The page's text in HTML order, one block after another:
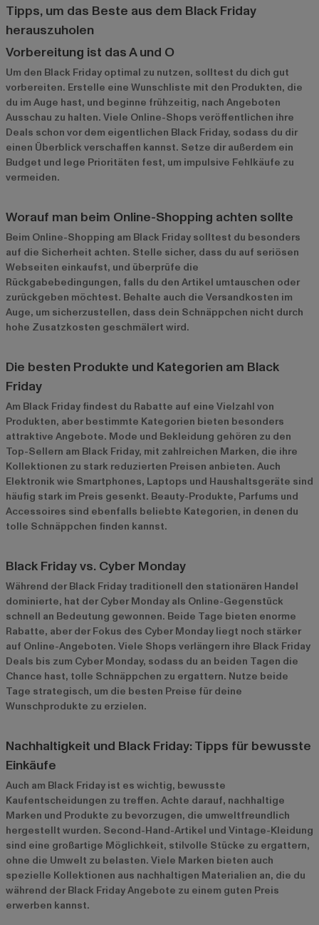
Tipps, um das Beste aus dem Black Friday
herauszuholen
Vorbereitung ist das A und O
Um den Black Friday optimal zu nutzen, solltest du dich gut
vorbereiten. Erstelle eine Wunschliste mit den Produkten, die
du im Auge hast, und beginne frühzeitig, nach Angeboten
Ausschau zu halten. Viele Online-Shops veröffentlichen ihre
Deals schon vor dem eigentlichen Black Friday, sodass du dir
einen Überblick verschaffen kannst. Setze dir außerdem ein
Budget und lege Prioritäten fest, um impulsive Fehlkäufe zu
vermeiden.
Worauf man beim Online-Shopping achten sollte
Beim Online-Shopping am Black Friday solltest du besonders
auf die Sicherheit achten. Stelle sicher, dass du auf seriösen
Webseiten einkaufst, und überprüfe die
Rückgabebedingungen, falls du den Artikel umtauschen oder
zurückgeben möchtest. Behalte auch die Versandkosten im
Auge, um sicherzustellen, dass dein Schnäppchen nicht durch
hohe Zusatzkosten geschmälert wird.
Die besten Produkte und Kategorien am Black
Friday
Am Black Friday findest du Rabatte auf eine Vielzahl von
Produkten, aber bestimmte Kategorien bieten besonders
attraktive Angebote. Mode und Bekleidung gehören zu den
Top-Sellern am Black Friday, mit zahlreichen Marken, die ihre
Kollektionen zu stark reduzierten Preisen anbieten. Auch
Elektronik wie Smartphones, Laptops und Haushaltsgeräte sind
häufig stark im Preis gesenkt. Beauty-Produkte, Parfums und
Accessoires sind ebenfalls beliebte Kategorien, in denen du
tolle Schnäppchen finden kannst.
Black Friday vs. Cyber Monday
Während der Black Friday traditionell den stationären Handel
dominierte, hat der Cyber Monday als Online-Gegenstück
schnell an Bedeutung gewonnen. Beide Tage bieten enorme
Rabatte, aber der Fokus des Cyber Monday liegt noch stärker
auf Online-Angeboten. Viele Shops verlängern ihre Black Friday
Deals bis zum Cyber Monday, sodass du an beiden Tagen die
Chance hast, tolle Schnäppchen zu ergattern. Nutze beide
Tage strategisch, um die besten Preise für deine
Wunschprodukte zu erzielen.
Nachhaltigkeit und Black Friday: Tipps für bewusste
Einkäufe
Auch am Black Friday ist es wichtig, bewusste
Kaufentscheidungen zu treffen. Achte darauf, nachhaltige
Marken und Produkte zu bevorzugen, die umweltfreundlich
hergestellt wurden. Second-Hand-Artikel und Vintage-Kleidung
sind eine großartige Möglichkeit, stilvolle Stücke zu ergattern,
ohne die Umwelt zu belasten. Viele Marken bieten auch
spezielle Kollektionen aus nachhaltigen Materialien an, die du
während der Black Friday Angebote zu einem guten Preis
erwerben kannst.